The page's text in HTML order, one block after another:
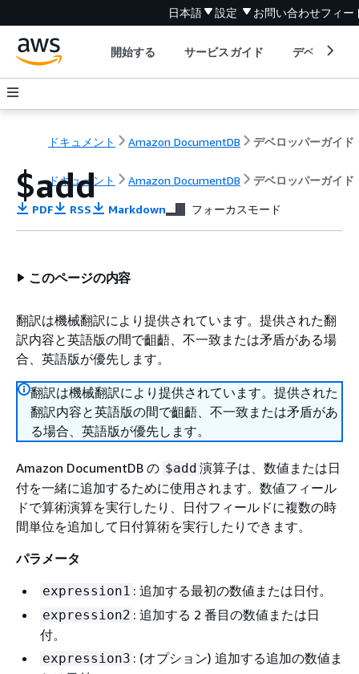
日本語 設定 お問い合わせフィー
開始する サービスガイド デベロッパ
ドキュメント Amazon DocumentDB デベロッパーガイド
ドキュメント Amazon DocumentDB デベロッパーガイド
$add
PDF RSS Markdown フォーカスモード
このページの内容
翻訳は機械翻訳により提供されています。提供された翻
訳内容と英語版の間で齟齬、不一致または矛盾がある場
合、英語版が優先します。
翻訳は機械翻訳により提供されています。提供された
翻訳内容と英語版の間で齟齬、不一致または矛盾があ
る場合、英語版が優先します。
Amazon DocumentDB の $add 演算子は、数値または日
付を一緒に追加するために使用されます。数値フィール
ドで算術演算を実行したり、日付フィールドに複数の時
間単位を追加して日付算術を実行したりできます。
パラメータ
expression1 : 追加する最初の数値または日付。
expression2 : 追加する 2 番目の数値または日
付。
expression3 : (オプション) 追加する追加の数値ま